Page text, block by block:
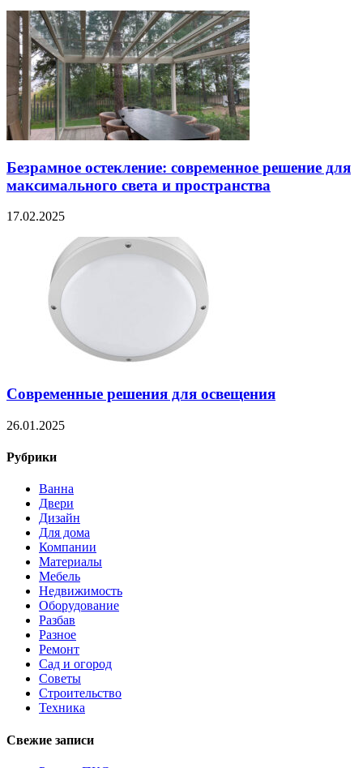
Безрамное остекление: современное решение для
максимального света и пространства
17.02.2025
Современные решения для освещения
26.01.2025
Рубрики
Ванна
Двери
Дизайн
Для дома
Компании
Материалы
Мебель
Недвижимость
Оборудование
Разбав
Разное
Ремонт
Сад и огород
Советы
Строительство
Техника
Свежие записи